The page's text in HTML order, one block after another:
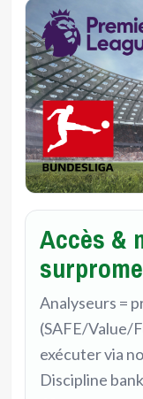
Accès &
Analyseurs =
(SAFE/Value/
exécuter via
Discipline